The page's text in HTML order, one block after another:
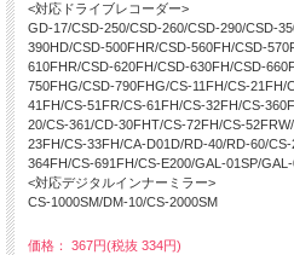
<対応ドライブレコーダー>
GD-17/CSD-250/CSD-260/CSD-290/CSD-
390HD/CSD-500FHR/CSD-560FH/CSD-
610FHR/CSD-620FH/CSD-630FH/CSD-
750FHG/CSD-790FHG/CS-11FH/CS-21FH/
41FH/CS-51FR/CS-61FH/CS-32FH/CS-
20/CS-361/CD-30FHT/CS-72FH/CS-
23FH/CS-33FH/CA-D01D/RD-40/RD-60/
364FH/CS-691FH/CS-E200/GAL-01SP/
<対応デジタルインナーミラー>
CS-1000SM/DM-10/CS-2000SM
価格： 367円(税抜 334円)